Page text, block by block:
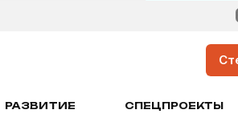
РАЗВИТИЕ СПЕЦПРОЕКТЫ